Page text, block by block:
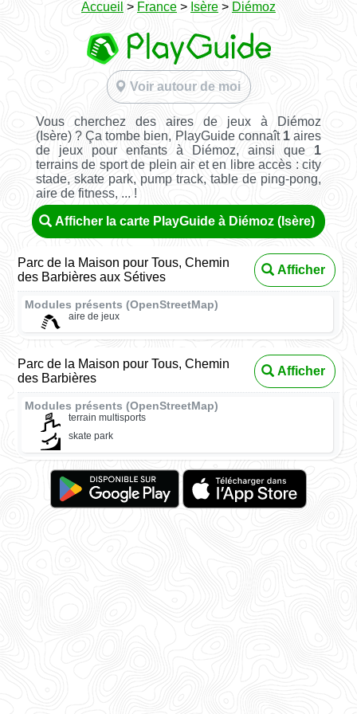
Accueil > France > Isère > Diémoz
Voir autour de moi
Vous cherchez des aires de jeux à Diémoz
(Isère) ? Ça tombe bien, PlayGuide connaît 1 aires
de jeux pour enfants à Diémoz, ainsi que 1
terrains de sport de plein air et en libre accès : city
stade, skate park, pump track, table de ping-pong,
aire de fitness, ... !
Afficher la carte PlayGuide à Diémoz (Isère)
Parc de la Maison pour Tous, Chemin
des Barbières aux Sétives
Afficher
Modules présents (OpenStreetMap)
aire de jeux
Parc de la Maison pour Tous, Chemin
des Barbières
Afficher
Modules présents (OpenStreetMap)
terrain multisports
skate park